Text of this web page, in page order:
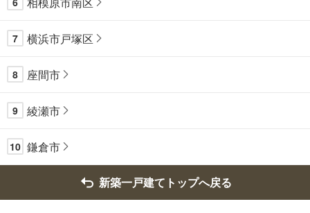
7 横浜市戸塚区
8 座間市
9 綾瀬市
10 鎌倉市
新築一戸建てトップへ戻る